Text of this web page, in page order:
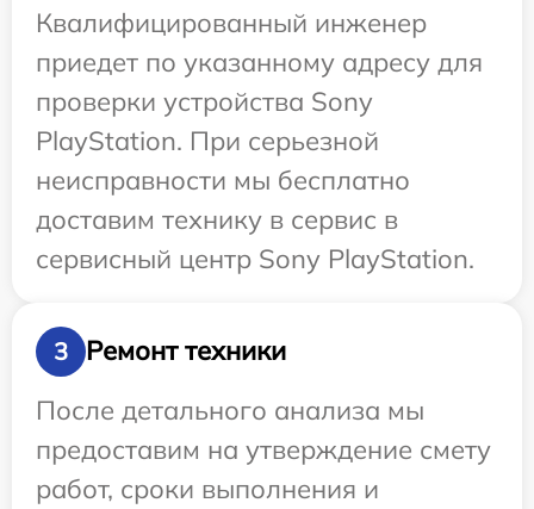
Квалифицированный инженер
приедет по указанному адресу для
проверки устройства Sony
PlayStation. При серьезной
неисправности мы бесплатно
доставим технику в сервис в
сервисный центр Sony PlayStation.
3
Ремонт техники
После детального анализа мы
предоставим на утверждение смету
работ, сроки выполнения и